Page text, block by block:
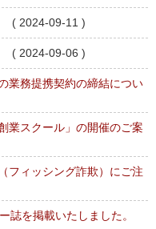
( 2024-09-11 )
( 2024-09-06 )
業務提携契約の締結につい
業スクール」の開催のご案
フィッシング詐欺）にご注
誌を掲載いたしました。